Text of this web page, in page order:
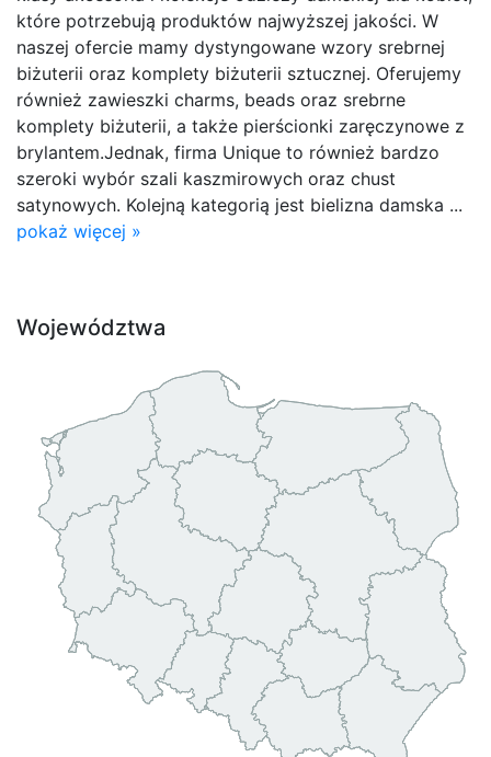
które potrzebują produktów najwyższej jakości. W
naszej ofercie mamy dystyngowane wzory srebrnej
biżuterii oraz komplety biżuterii sztucznej. Oferujemy
również zawieszki charms, beads oraz srebrne
komplety biżuterii, a także pierścionki zaręczynowe z
brylantem.Jednak, firma Unique to również bardzo
szeroki wybór szali kaszmirowych oraz chust
satynowych. Kolejną kategorią jest bielizna damska ...
pokaż więcej »
Województwa